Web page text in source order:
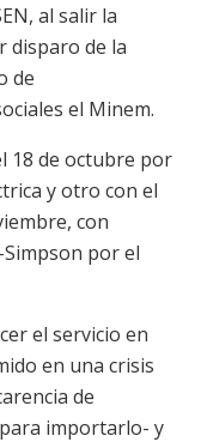
al salir la
disparo de la
de
el Minem.
18 de octubre por
y otro con el
con
por el
el servicio en
en una crisis
de
importarlo- y